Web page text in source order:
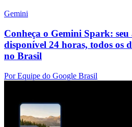
Gemini
Conheça o Gemini Spark: seu
disponível 24 horas, todos os
no Brasil
Por Equipe do Google Brasil